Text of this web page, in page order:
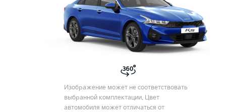
Изображение может не соответствовать
выбранной комплектации. Цвет
автомобиля может отличаться от